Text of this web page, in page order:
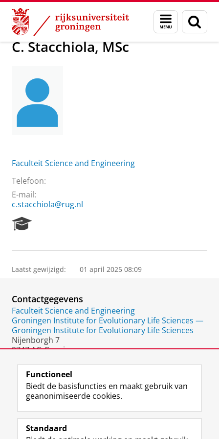
Skip
Content
Skip
Navigation
Menu
en
zoeken
Over ons C. Stacchiola, MSc
C. Stacchiola, MSc
Faculteit Science and Engineering
Telefoon:
E-mail:
c.stacchiola@rug.nl
e
r
P
o
r
t
a
l
Laatst gewijzigd: 01 april 2025 08:09
Contactgegevens
Faculteit Science and Engineering
Groningen Institute for Evolutionary Life Sciences —
Groningen Institute for Evolutionary Life Sciences
Nijenborgh 7
9747 AG Groningen
Volg de RUG
F
a
L
i
R
S
I
n
Y
o
Functioneel
Biedt de basisfuncties en maakt gebruik van
geanonimiseerde cookies.
Standaard